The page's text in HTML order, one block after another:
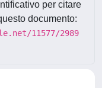
per citare
documento:
11577/2989